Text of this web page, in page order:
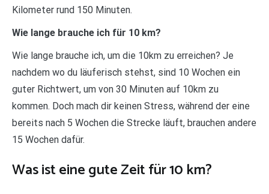
Kilometer rund 150 Minuten.
Wie lange brauche ich für 10 km?
Wie lange brauche ich, um die 10km zu erreichen? Je
nachdem wo du läuferisch stehst, sind 10 Wochen ein
guter Richtwert, um von 30 Minuten auf 10km zu
kommen. Doch mach dir keinen Stress, während der eine
bereits nach 5 Wochen die Strecke läuft, brauchen andere
15 Wochen dafür.
Was ist eine gute Zeit für 10 km?